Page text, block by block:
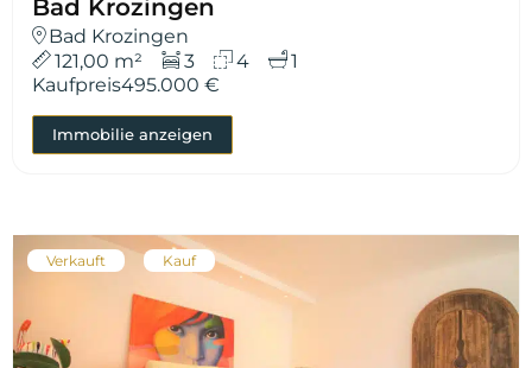
Bad Krozingen
Bad Krozingen
121,00 m²
3 4
1
Kaufpreis495.000 €
Immobilie anzeigen
Verkauft Kauf